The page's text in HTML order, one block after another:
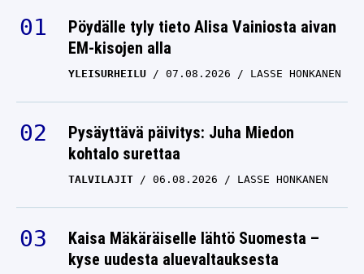
Pöydälle tyly tieto Alisa Vainiosta aivan
EM-kisojen alla
YLEISURHEILU 07.08.2026 LASSE HONKANEN
Pysäyttävä päivitys: Juha Miedon
kohtalo surettaa
TALVILAJIT 06.08.2026 LASSE HONKANEN
Kaisa Mäkäräiselle lähtö Suomesta –
kyse uudesta aluevaltauksesta